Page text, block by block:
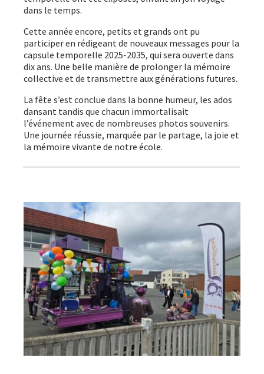
dans le temps.
Cette année encore, petits et grands ont pu
participer en rédigeant de nouveaux messages pour la
capsule temporelle 2025-2035, qui sera ouverte dans
dix ans. Une belle manière de prolonger la mémoire
collective et de transmettre aux générations futures.
La fête s’est conclue dans la bonne humeur, les ados
dansant tandis que chacun immortalisait
l’événement avec de nombreuses photos souvenirs.
Une journée réussie, marquée par le partage, la joie et
la mémoire vivante de notre école.